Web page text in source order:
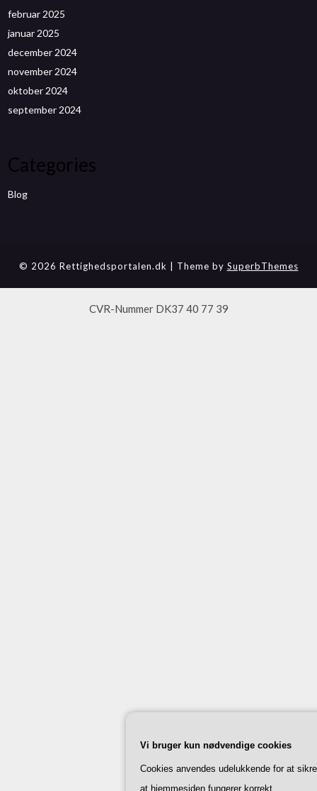
februar 2025
januar 2025
december 2024
november 2024
oktober 2024
september 2024
Categories
Blog
© 2026 Rettighedsportalen.dk | Theme by SuperbThemes
CVR-Nummer DK37 40 77 39
Vi bruger kun nødvendige cookies
Cookies anvendes udelukkende for at
at hjemmesiden fungerer korrekt.